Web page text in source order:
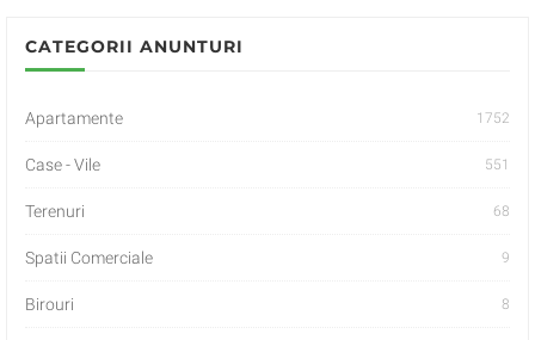
CATEGORII ANUNTURI
Apartamente 1752
Case - Vile 551
Terenuri 68
Spatii Comerciale 9
Birouri 8